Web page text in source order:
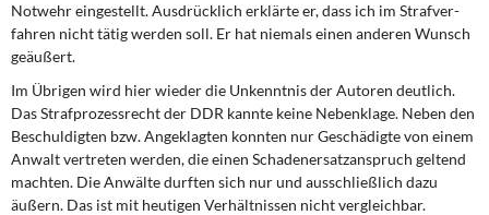
Notwehr eingestellt. Ausdrücklich erklärte er, dass ich im Strafver­
fahren nicht tätig werden soll. Er hat niemals einen anderen Wunsch
geäußert.
Im Übrigen wird hier wieder die Unkenntnis der Autoren deutlich.
Das Strafprozessrecht der DDR kannte keine Nebenklage. Neben den
Beschuldigten bzw. Angeklagten konn­ten nur Geschädigte von einem
Anwalt vertreten werden, die einen Schadenersatzan­spruch geltend
machten. Die Anwälte durften sich nur und ausschließlich dazu
äußern. Das ist mit heutigen Verhältnissen nicht vergleichbar.